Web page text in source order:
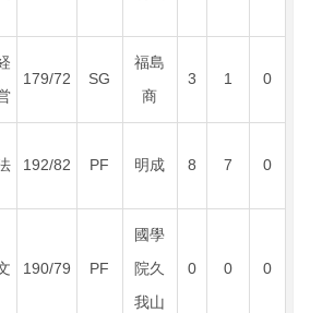
179/72 SG
福島
商
3 1 0
192/82 PF 明成 8 7 0
190/79 PF
國學
院久
我山
0 0 0